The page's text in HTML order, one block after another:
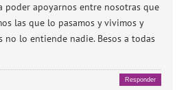
poder apoyarnos entre nosotras que
las que lo pasamos y vivimos y
no lo entiende nadie. Besos a todas
Responder